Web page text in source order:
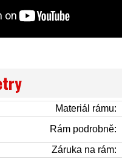
Materiál rámu:
Rám podrobně:
Záruka na rám: